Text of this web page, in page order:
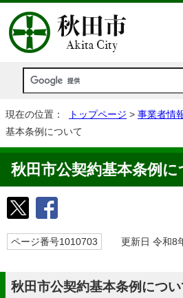
現在の位置： トップページ > 事業者情
基本条例について
秋田市公契約基本条例に
ページ番号1010703 更新日 令和8
秋田市公契約基本条例につい